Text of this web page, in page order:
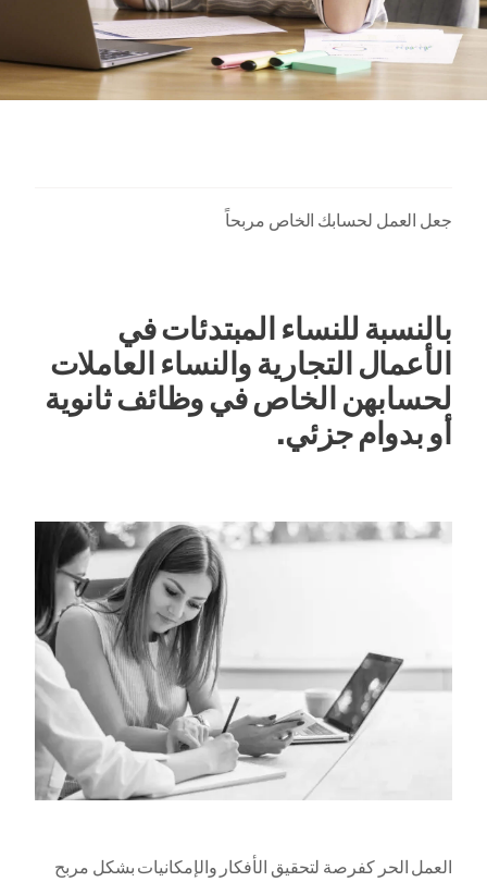
جعل العمل لحسابك الخاص مربحاً
بالنسبة للنساء المبتدئات في
الأعمال التجارية والنساء العاملات
لحسابهن الخاص في وظائف ثانوية
أو بدوام جزئي.
العمل الحر كفرصة لتحقيق الأفكار والإمكانيات بشكل مربح